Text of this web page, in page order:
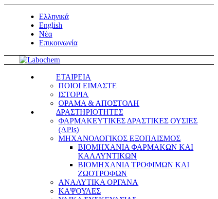
Ελληνικά
English
Νέα
Επικοινωνία
ΕΤΑΙΡΕΙΑ
ΠΟΙΟΙ ΕΙΜΑΣΤΕ
ΙΣΤΟΡΙΑ
ΟΡΑΜΑ & ΑΠΟΣΤΟΛΗ
ΔΡΑΣΤΗΡΙΟΤΗΤΕΣ
ΦΑΡΜΑΚΕΥΤΙΚΕΣ ΔΡΑΣΤΙΚΕΣ ΟΥΣΙΕΣ
(APIs)
ΜΗΧΑΝΟΛΟΓΙΚΟΣ ΕΞΟΠΛΙΣΜΟΣ
ΒΙΟΜΗΧΑΝΙΑ ΦΑΡΜΑΚΩΝ ΚΑΙ
ΚΑΛΛΥΝΤΙΚΩΝ
ΒΙΟΜΗΧΑΝΙΑ ΤΡΟΦΙΜΩΝ ΚΑΙ
ΖΩΟΤΡΟΦΩΝ
ΑΝΑΛΥΤΙΚΑ ΟΡΓΑΝΑ
ΚΑΨΟΥΛΕΣ